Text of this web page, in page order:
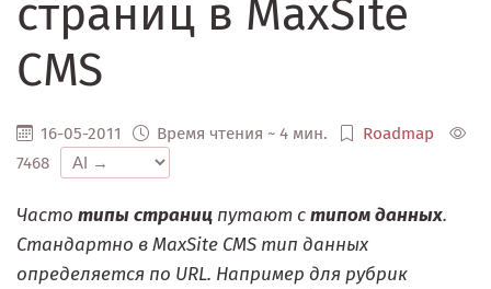
страниц в MaxSite
CMS
16-05-2011 Время чтения ~ 4 мин.
Roadmap
7468
Часто типы страниц путают стипом данных.
Стандартно в MaxSite CMS тип данных
определяется по URL. Например для рубрик